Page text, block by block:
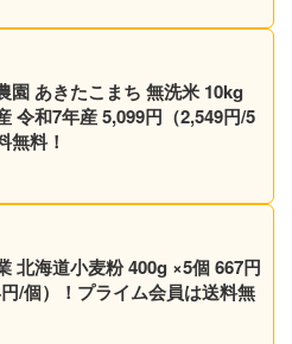
園 あきたこまち 無洗米 10kg
令和7年産 5,099円（2,549円/5
無料！
北海道小麦粉 400g ×5個 667円
円/個）！プライム会員は送料無